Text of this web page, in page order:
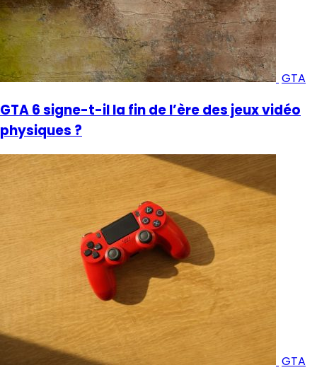
GTA
GTA 6 signe-t-il la fin de l’ère des jeux vidéo
physiques ?
GTA